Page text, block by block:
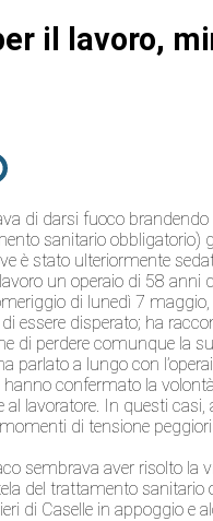
il lavoro,
di darsi fuoco
sanitario obbligatorio)
è stato ulteriormente
un operaio di 58 anni
di lunedì 7 maggio,
essere disperato; ha
di perdere comunque la
parlato a lungo con
confermato la
lavoratore. In questi
di tensione
sembrava aver risolto la
del trattamento
di Caselle in appoggio e